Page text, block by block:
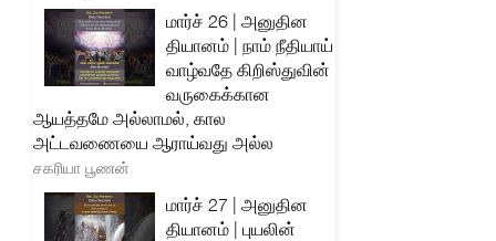
மார்ச் 26 | அனுதின
தியானம் | நாம் நீதியாய்
வாழ்வதே கிறிஸ்துவின்
வருகைக்கான
ஆயத்தமே அல்லாமல், கால
அட்டவணையை ஆராய்வது அல்ல
சகரியா பூணன்
மார்ச் 27 | அனுதின
தியானம் | புயலின்